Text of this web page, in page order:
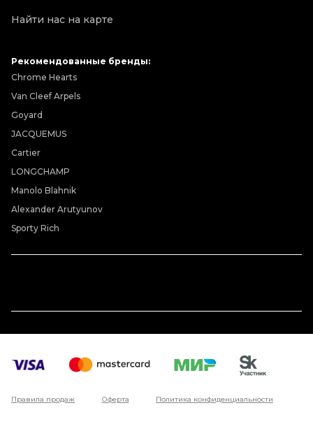
Найти нас на карте
Рекомендованные бренды:
Chrome Hearts
Van Cleef Arpels
Goyard
JACQUEMUS
Cartier
LONGCHAMP
Manolo Blahnik
Alexander Arutyunov
Sporty Rich
Правила продаж Оферта Политика конфиденциальности